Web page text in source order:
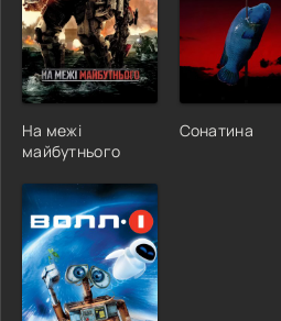
На межі
майбутнього
Сонатина